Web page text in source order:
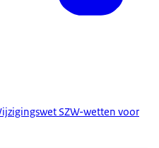
SZW-wetten voor